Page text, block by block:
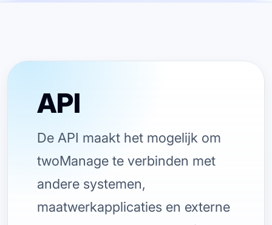
API
De API maakt het mogelijk om
twoManage te verbinden met
andere systemen,
maatwerkapplicaties en externe